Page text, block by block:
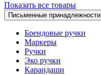
Показать все товары
Письменные принадлежности
Брендовые ручки
Маркеры
Ручки
Эко ручки
Карандаши